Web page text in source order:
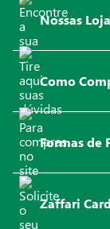
Nossas
Como
Formas de
Zaffari